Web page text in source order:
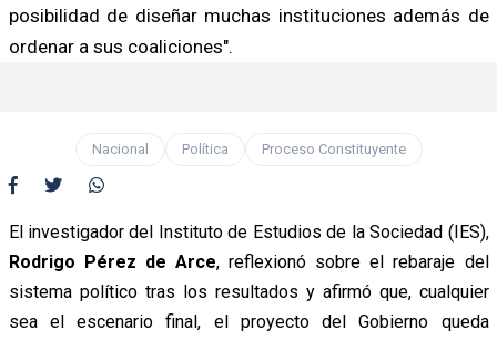
posibilidad de diseñar muchas instituciones además de
ordenar a sus coaliciones".
Nacional Política Proceso Constituyente
El investigador del Instituto de Estudios de la Sociedad (IES),
Rodrigo Pérez de Arce, reflexionó sobre el rebaraje del
sistema político tras los resultados y afirmó que, cualquier
sea el escenario final, el proyecto del Gobierno queda